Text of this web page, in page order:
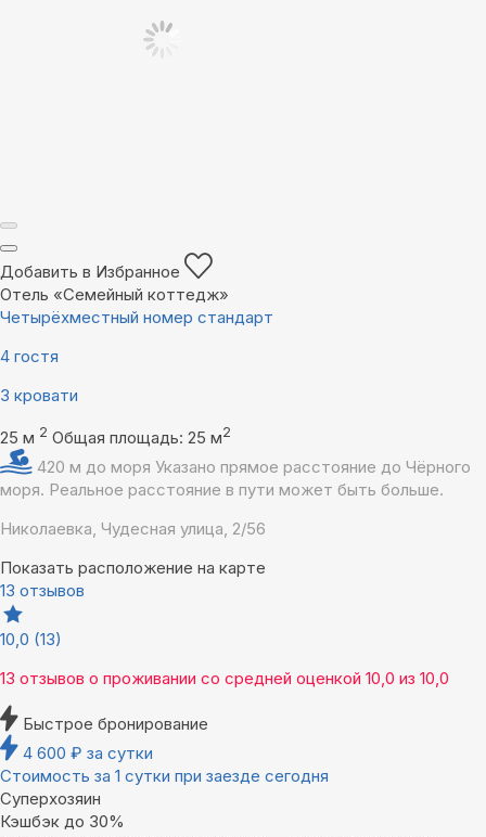
Добавить в Избранное
Отель «Семейный коттедж»
Четырёхместный номер стандарт
4 гостя
3 кровати
25 м 2 Общая площадь: 25 м2
420 м до моря Указано прямое расстояние до Чёрного
моря. Реальное расстояние в пути может быть больше.
Николаевка, Чудесная улица, 2/56
Показать расположение на карте
13 отзывов
10,0 (13)
13 отзывов о проживании со средней оценкой 10,0 из 10,0
Быстрое бронирование
4 600 ₽ за сутки
Стоимость за 1 сутки при заезде сегодня
Суперхозяин
Кэшбэк до 30%